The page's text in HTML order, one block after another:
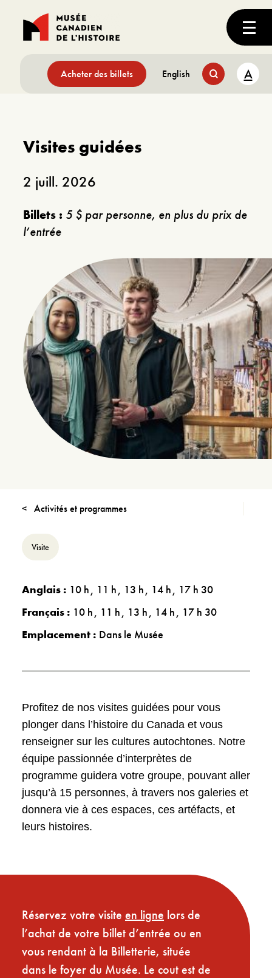
Acheter des billets English A
Visites guidées
2 juill. 2026
Billets : 5 $ par personne, en plus du prix de
l’entrée
Activités et programmes
Visite
Anglais : 10 h 11 h 13 h 14 h 17 h 30
Français : 10 h 11 h 13 h 14 h 17 h 30
Emplacement : Dans le Musée
Profitez de nos visites guidées pour vous
plonger dans l’histoire du Canada et vous
renseigner sur les cultures autochtones. Notre
équipe passionnée d’interprètes de
programme guidera votre groupe, pouvant aller
jusqu’à 15 personnes, à travers nos galeries et
donnera vie à ces espaces, ces artéfacts, et
leurs histoires.
Réservez votre visite en ligne lors de
l’achat de votre billet d’entrée ou en
vous rendant à la Billetterie, située
dans le foyer du Musée. Le cout est de